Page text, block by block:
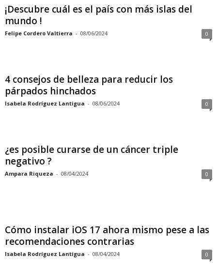
¡Descubre cuál es el país con más islas del
mundo !
Felipe Cordero Valtierra - 08/06/2024 0
4 consejos de belleza para reducir los
párpados hinchados
Isabela Rodríguez Lantigua - 08/06/2024 0
¿es posible curarse de un cáncer triple
negativo ?
Ampara Riqueza - 08/04/2024 0
Cómo instalar iOS 17 ahora mismo pese a las
recomendaciones contrarias
Isabela Rodríguez Lantigua - 08/04/2024 0